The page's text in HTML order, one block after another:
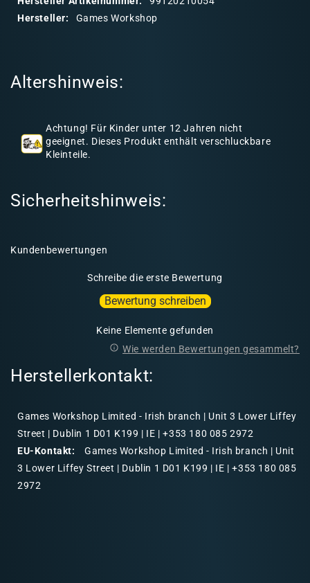
n
Hersteller:
Games Workshop
Altershinweis:
Achtung! Für Kinder unter 12 Jahren nicht
geeignet. Dieses Produkt enthält verschluckbare
Kleinteile.
Sicherheitshinweis:
Kundenbewertungen
Schreibe die erste Bewertung
Bewertung schreiben
Keine Elemente gefunden
Wie werden Bewertungen gesammelt?
Herstellerkontakt:
Games Workshop Limited - Irish branch | Unit 3 Lower Liffey
Street | Dublin 1 D01 K199 | IE | +353 180 085 2972
EU-Kontakt:
Games Workshop Limited - Irish branch | Unit
3 Lower Liffey Street | Dublin 1 D01 K199 | IE | +353 180 085
2972